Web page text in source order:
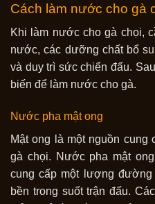
Cách làm nước cho gà
Khi làm nước cho gà chọi,
nước, các dưỡng chất bổ
và duy trì sức chiến đấu.
biến để làm nước cho gà.
Nước pha mật ong
Mật ong là một nguồn
gà chọi. Nước pha mật
cung cấp một lượng
bền trong suốt trận đấu.